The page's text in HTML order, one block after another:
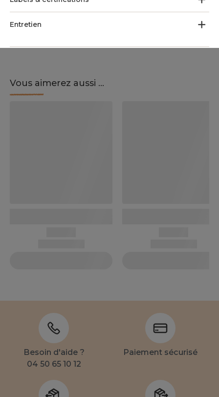
Entretien
Vous aimerez aussi ...
Besoin d'aide ?
04 50 65 10 12
Paiement sécurisé